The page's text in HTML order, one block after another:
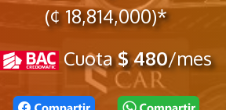
(¢ 18,814,000)*
Cuota$ 480/mes